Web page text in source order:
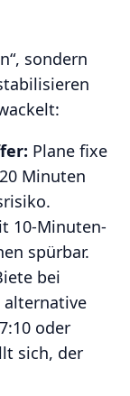
sondern
Plane fixe
Minuten
10-Minuten-
spürbar.
bei
alternative
oder
sich, der